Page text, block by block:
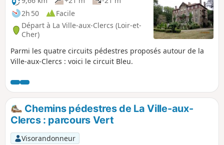
2h 50
Facile
Départ à La Ville-aux-Clercs (Loir-et-
Cher)
Parmi les quatre circuits pédestres proposés autour de la
Ville-aux-Clercs : voici le circuit Bleu.
Chemins pédestres de La Ville-aux-
Clercs : parcours Vert
Visorandonneur